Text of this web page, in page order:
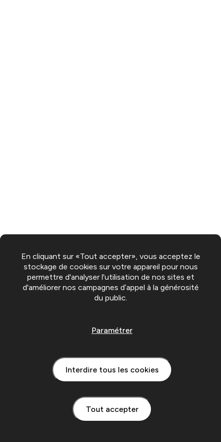
En cliquant sur «Tout accepter», vous acceptez le
stockage de cookies sur votre appareil pour nous
permettre d'analyser l'utilisation de nos sites et
d'améliorer nos campagnes d’appel à la générosité
du public.
Tout accepter
Interdire tous les cookies
Paramétrer